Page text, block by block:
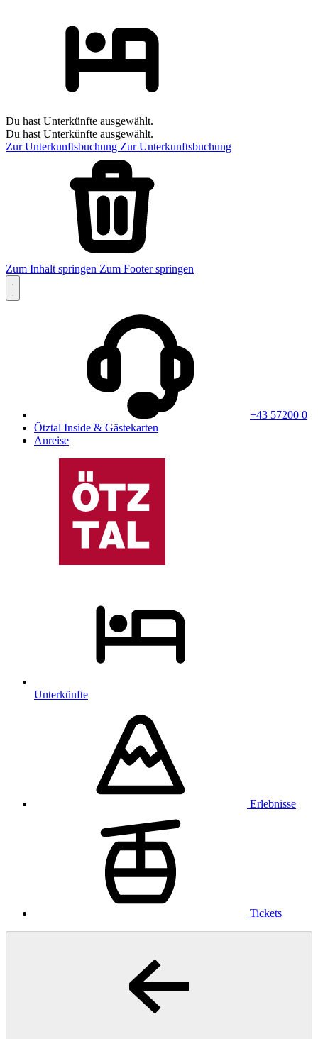
Du hast Unterkünfte ausgewählt.
Du hast Unterkünfte ausgewählt.
Zur Unterkunftsbuchung Zur Unterkunftsbuchung
Zum Inhalt springen Zum Footer springen
+43 57200 0
Ötztal Inside & Gästekarten
Anreise
Unterkünfte
Erlebnisse
Tickets